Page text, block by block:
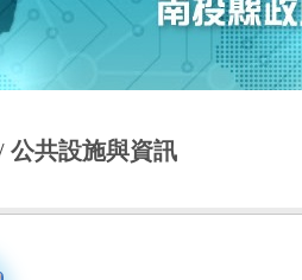
公共設施與資訊